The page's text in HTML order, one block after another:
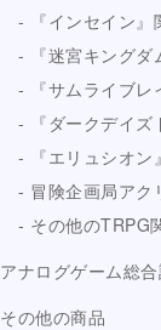
『インセイン』
『迷宮キング
『サムライブ
『ダークデイ
『エリュシオ
冒険企画局アク
その他のTRPG
アナログゲーム総
その他の商品